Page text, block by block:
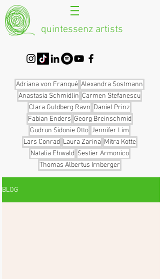
quintessenz artists
Adriana von Franqué Alexandra Sostmann
Anastasia Schmidlin Carmen Stefanescu
Clara Guldberg Ravn Daniel Prinz
Fabian Enders Georg Breinschmid
Gudrun Sidonie Otto Jennifer Lim
Lars Conrad Laura Zarina Mitra Kotte
Natalia Ehwald Sestier Armonico
Thomas Albertus Irnberger
BLOG